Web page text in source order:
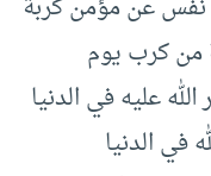
من كرب يوم
عليه في الدنيا
في الدنيا